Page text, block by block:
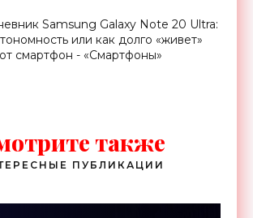
Samsung Galaxy Note 20 Ultra:
или как долго «живет»
смартфон - «Смартфоны»
также
ПУБЛИКАЦИИ